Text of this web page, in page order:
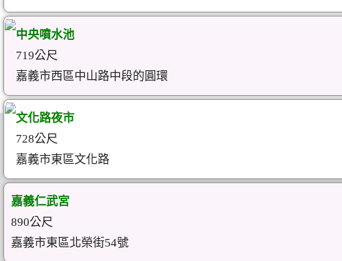
中央噴水池
719公尺
嘉義市西區中山路中段的圓環
文化路夜市
728公尺
嘉義市東區文化路
嘉義仁武宮
890公尺
嘉義市東區北榮街54號